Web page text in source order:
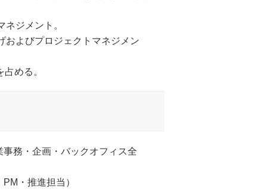
ジメント。
およびプロジェクトマネジメン
める。
務・企画・バックオフィス全
・推進担当）